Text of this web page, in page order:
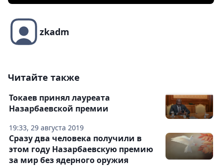
zkadm
Читайте также
19:33, 29 августа 2019
Токаев принял лауреата
Назарбаевской премии
Сразу два человека получили в
этом году Назарбаевскую премию
за мир без ядерного оружия